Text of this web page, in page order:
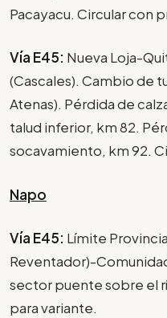
Pacayacu. Circular con
Vía E45: Nueva Loja-
(Cascales). Cambio de
Atenas). Pérdida de
talud inferior, km 82.
socavamiento, km 92.
Napo
Vía E45: Límite
Reventador)-
sector puente sobre el
para variante.